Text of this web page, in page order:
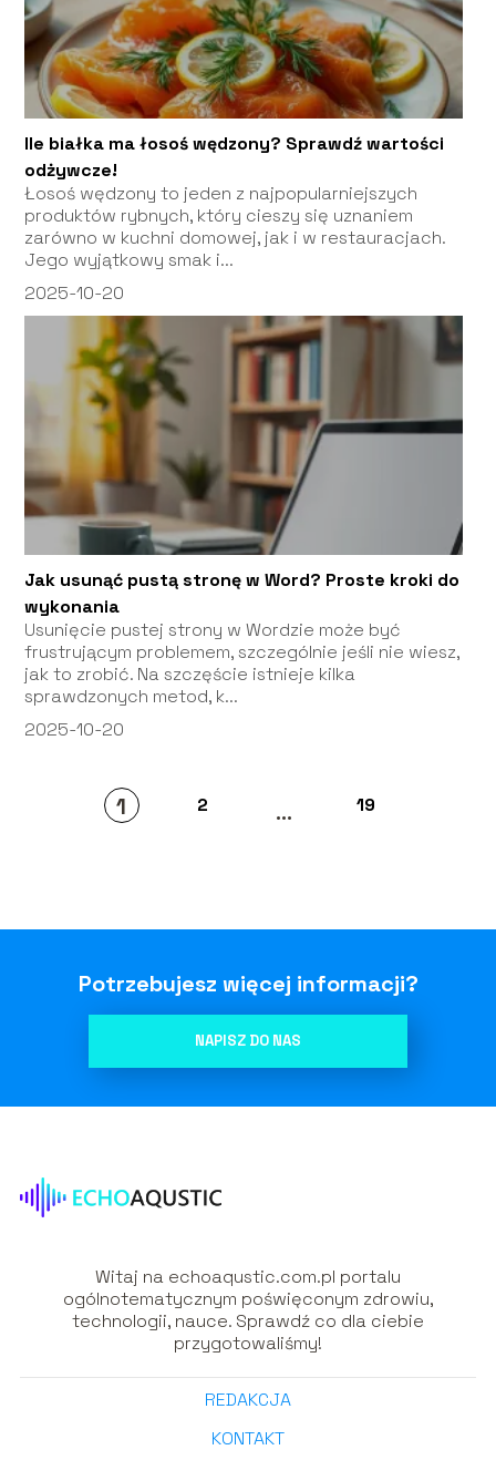
Ile białka ma łosoś wędzony? Sprawdź wartości
odżywcze!
Łosoś wędzony to jeden z najpopularniejszych
produktów rybnych, który cieszy się uznaniem
zarówno w kuchni domowej, jak i w restauracjach.
Jego wyjątkowy smak i...
2025-10-20
Jak usunąć pustą stronę w Word? Proste kroki do
wykonania
Usunięcie pustej strony w Wordzie może być
frustrującym problemem, szczególnie jeśli nie wiesz,
jak to zrobić. Na szczęście istnieje kilka
sprawdzonych metod, k...
2025-10-20
1 2 ... 19
Potrzebujesz więcej informacji?
NAPISZ DO NAS
Witaj na echoaqustic.com.pl portalu
ogólnotematycznym poświęconym zdrowiu,
technologii, nauce. Sprawdź co dla ciebie
przygotowaliśmy!
REDAKCJA
KONTAKT